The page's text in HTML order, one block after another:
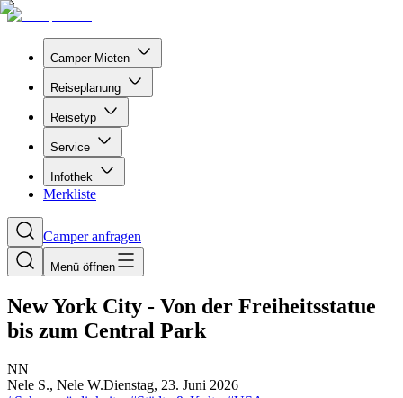
Camper Mieten
Reiseplanung
Reisetyp
Service
Infothek
Merkliste
Camper anfragen
Menü öffnen
New York City - Von der Freiheitsstatue
bis zum Central Park
NN
Nele S., Nele W.Dienstag, 23. Juni 2026